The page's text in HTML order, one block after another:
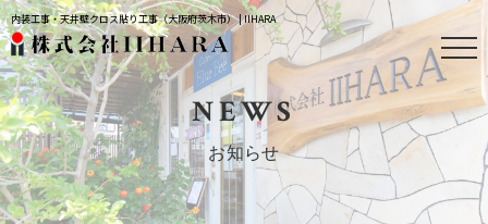
内装工事・天井壁クロス貼り工事（大阪府茨木市） | IIHARA
NEWS
お知らせ